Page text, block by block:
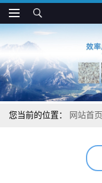
您当前的位置： 网站首页